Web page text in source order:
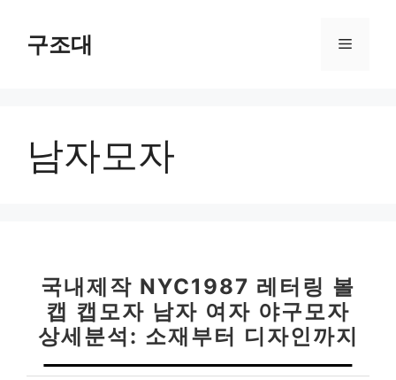
구조대 메
남자모자
국내제작 NYC1987 레터링 볼
캡 캡모자 남자 여자 야구모자
상세분석: 소재부터 디자인까지